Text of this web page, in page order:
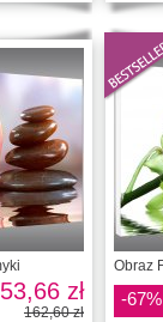
53,66 zł
162,60 zł
Obraz
-67%